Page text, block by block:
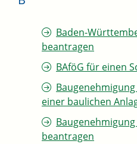
Baden-
beantragen
BAföG für einen
einer baulichen
beantragen